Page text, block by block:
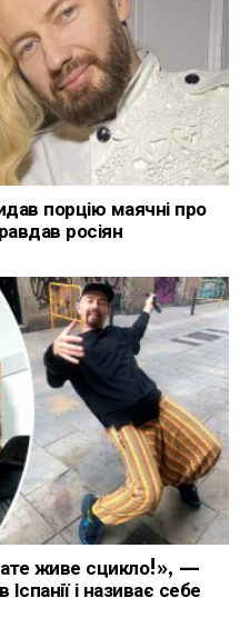
порцію маячні про
росіян
живе сцикло!», —
і називає себе